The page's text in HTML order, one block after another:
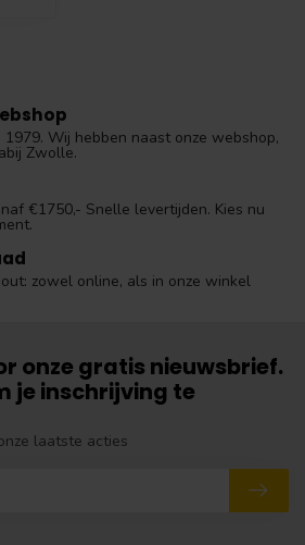
Wij hebben naast onze webshop,
Zwolle.
€1750,- Snelle levertijden. Kies nu
zowel online, als in onze winkel
onze gratis nieuwsbrief.
je inschrijving te
laatste acties